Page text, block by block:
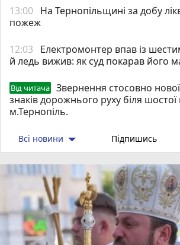
13:00 На Тернопільщині за добу
пожеж
12:03
Електромонтер впав із
й ледь вижив: як суд покарав його
Від читача
Звернення стосовно нової
знаків дорожнього руху біля
м.Тернопіль.
Всі новини Підпишись